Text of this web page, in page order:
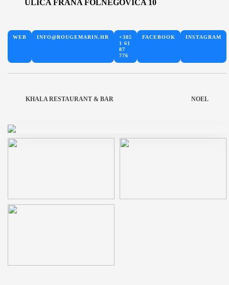
ULICA FRANA FOLNEGOVIĆA 10
WEB INFO@ROUGEMARIN.HR
+385
1 61
87
776
FACEBOOK INSTAGRAM
KHALA RESTAURANT & BAR NOEL